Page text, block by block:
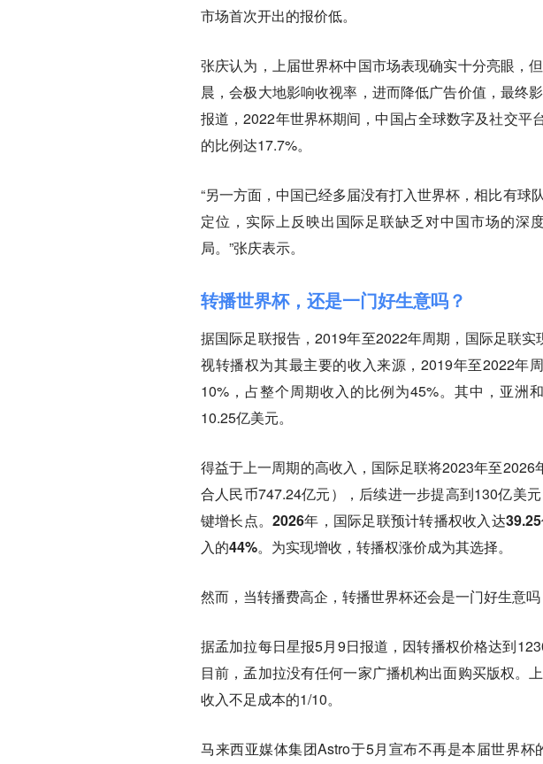
市场首次开出的报价低。
张庆认为，上届世界杯中国市场表现确实十分亮眼，
晨，会极大地影响收视率，进而降低广告价值，最终
报道，2022年世界杯期间，中国占全球数字及社交平
的比例达17.7%。
“另一方面，中国已经多届没有打入世界杯，相比有球
定位，实际上反映出国际足联缺乏对中国市场的深
局。”张庆表示。
转播世界杯，还是一门好生意吗？
据国际足联报告，2019年至2022年周期，国际足联
视转播权为其最主要的收入来源，2019年至2022年
10%，占整个周期收入的比例为45%。其中，亚洲
10.25亿美元。
得益于上一周期的高收入，国际足联将2023年至
合人民币747.24亿元），后续进一步提高到130亿美
键增长点。2026年，国际足联预计转播权收入达
入的44%。为实现增收，转播权涨价成为其选择。
然而，当转播费高企，转播世界杯还会是一门好生意吗
据孟加拉每日星报5月9日报道，因转播权价格达到
目前，孟加拉没有任何一家广播机构出面购买版权。
收入不足成本的1/10。
马来西亚媒体集团Astro于5月宣布不再是本届世界